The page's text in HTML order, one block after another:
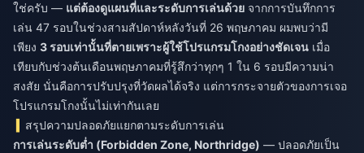
ใช่ครับ — แต่ต้องดูแผนที่และระดับการเล่นด้วย จากการบันทึกการ
เล่น 47 รอบในช่วงสามสัปดาห์หลังวันที่ 26 พฤษภาคม ผมพบว่ามี
เพียง 3 รอบเท่านั้นที่ตายเพราะผู้ใช้โปรแกรมโกงอย่างชัดเจน เมื่อ
เทียบกับช่วงต้นเดือนพฤษภาคมที่รู้สึกว่าทุกๆ 1 ใน 6 รอบมีความน่า
สงสัย นั่นคือการปรับปรุงที่วัดผลได้จริง แต่การกระจายตัวของการเจอ
โปรแกรมโกงนั้นไม่เท่ากันเลย
สรุปความปลอดภัยแยกตามระดับการเล่น
การเล่นระดับต่ำ (Forbidden Zone, Northridge) — ปลอดภัยเป็น